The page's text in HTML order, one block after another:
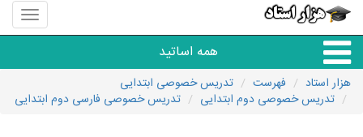
منوی
سایت
استاد
همه اساتید
همه آموزشگاه ها
هزار استاد فهرست
تدریس خصوصی ابتدایی
تدریس خصوصی دوم ابتدایی
تدریس خصوصی فارسی دوم ابتدایی